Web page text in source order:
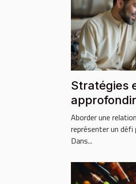
Stratégies
avec un
musulman
Aborder une
représenter un
Dans...